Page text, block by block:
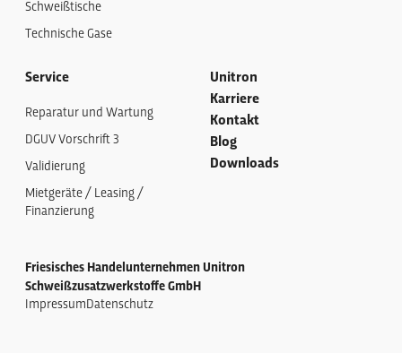
Schweißtische
Technische Gase
Service
Reparatur und Wartung
DGUV Vorschrift 3
Validierung
Mietgeräte / Leasing /
Finanzierung
Unitron
Karriere
Kontakt
Blog
Downloads
Friesisches Handelunternehmen Unitron
Schweißzusatzwerkstoffe GmbH
Impressum Datenschutz